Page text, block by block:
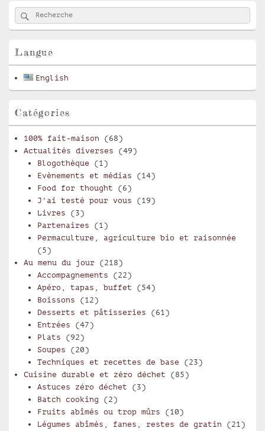
Zone
principale
de
pour
latérale
Recherche :
Rechercher
Langue
English
Catégories
100% fait-maison (68)
Actualités diverses (49)
Blogothèque (1)
Evènements et médias (14)
Food for thought (6)
J'ai testé pour vous (19)
Livres (3)
Partenaires (1)
Permaculture, agriculture bio et raisonnée
(5)
Au menu du jour (218)
Accompagnements (22)
Apéro, tapas, buffet (54)
Boissons (12)
Desserts et pâtisseries (61)
Entrées (47)
Plats (92)
Soupes (20)
Techniques et recettes de base (23)
Cuisine durable et zéro déchet (85)
Astuces zéro déchet (3)
Batch cooking (2)
Fruits abîmés ou trop mûrs (10)
Légumes abîmés, fanes, restes de gratin (21)